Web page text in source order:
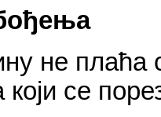
не плаћа
који се